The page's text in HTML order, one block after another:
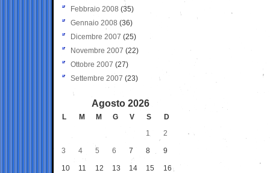
Febbraio 2008 (35)
Gennaio 2008 (36)
Dicembre 2007 (25)
Novembre 2007 (22)
Ottobre 2007 (27)
Settembre 2007 (23)
Agosto 2026
L M M G V S
D
1
2
3 4 5 6 7 8 9
10 11 12 13 14 15 16